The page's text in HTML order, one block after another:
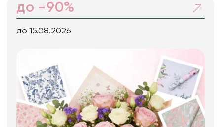
до -90%
до 15.08.2026